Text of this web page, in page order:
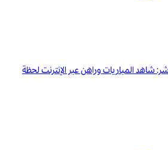
شاهد المباريات وراهن عبر الإنترنت لحظة